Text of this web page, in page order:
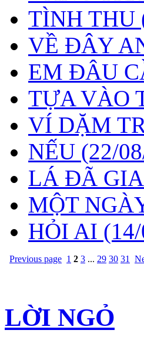
TÌNH THU
VỀ ĐÂY
EM ĐÂU
TỰA VÀO
VÍ DẶM
NẾU (22/
LÁ ĐÃ
MỘT
HỎI AI
Previous page 1 2 3 ... 29 30 31
LỜI NGỎ